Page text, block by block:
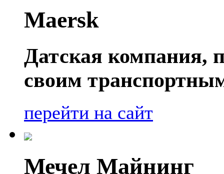
Maersk
Датская компания,
своим
перейти на сайт
Мечел Майнинг